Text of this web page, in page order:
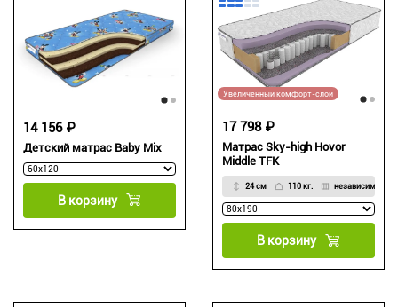
Детский матрас Baby Mix
14 156 ₽
В корзину
Увеличенный комфорт-слой
Матрас Sky-high Hovor
Middle TFK
24 см 110 кг. независимый
17 798 ₽
В корзину